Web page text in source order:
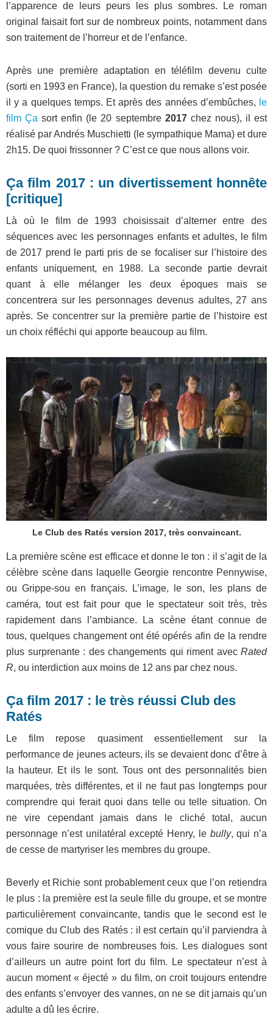
l’apparence de leurs peurs les plus sombres. Le roman
original faisait fort sur de nombreux points, notamment dans
son traitement de l’horreur et de l’enfance.
Après une première adaptation en téléfilm devenu culte
(sorti en 1993 en France), la question du remake s’est posée
il y a quelques temps. Et après des années d’embûches, le
film Ça sort enfin (le 20 septembre 2017chez nous), il est
réalisé par Andrés Muschietti (le sympathique Mama) et dure
2h15. De quoi frissonner ? C’est ce que nous allons voir.
Ça film 2017 : un divertissement honnête
[critique]
Là où le film de 1993 choisissait d’alterner entre des
séquences avec les personnages enfants et adultes, le film
de 2017 prend le parti pris de se focaliser sur l’histoire des
enfants uniquement, en 1988. La seconde partie devrait
quant à elle mélanger les deux époques mais se
concentrera sur les personnages devenus adultes, 27 ans
après. Se concentrer sur la première partie de l’histoire est
un choix réfléchi qui apporte beaucoup au film.
Le Club des Ratés version 2017, très convaincant.
La première scène est efficace et donne le ton : il s’agit de la
célèbre scène dans laquelle Georgie rencontre Pennywise,
ou Grippe-sou en français. L’image, le son, les plans de
caméra, tout est fait pour que le spectateur soit très, très
rapidement dans l’ambiance. La scène étant connue de
tous, quelques changement ont été opérés afin de la rendre
plus surprenante : des changements qui riment avec Rated
R, ou interdiction aux moins de 12 ans par chez nous.
Ça film 2017 : le très réussi Club des
Ratés
Le film repose quasiment essentiellement sur la
performance de jeunes acteurs, ils se devaient donc d’être à
la hauteur. Et ils le sont. Tous ont des personnalités bien
marquées, très différentes, et il ne faut pas longtemps pour
comprendre qui ferait quoi dans telle ou telle situation. On
ne vire cependant jamais dans le cliché total, aucun
personnage n’est unilatéral excepté Henry, le bully, qui n’a
de cesse de martyriser les membres du groupe.
Beverly et Richie sont probablement ceux que l’on retiendra
le plus : la première est la seule fille du groupe, et se montre
particulièrement convaincante, tandis que le second est le
comique du Club des Ratés : il est certain qu’il parviendra à
vous faire sourire de nombreuses fois. Les dialogues sont
d’ailleurs un autre point fort du film. Le spectateur n’est à
aucun moment « éjecté » du film, on croit toujours entendre
des enfants s’envoyer des vannes, on ne se dit jamais qu’un
adulte a dû les écrire.